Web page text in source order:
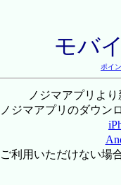
モバ
ポイ
ノジマアプリよ
ノジマアプリのダウン
利用いただけない場